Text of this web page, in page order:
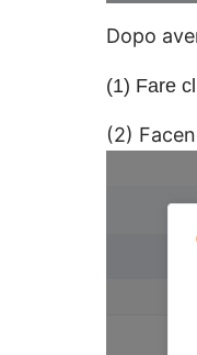
Dopo
(1) Fare
(2)